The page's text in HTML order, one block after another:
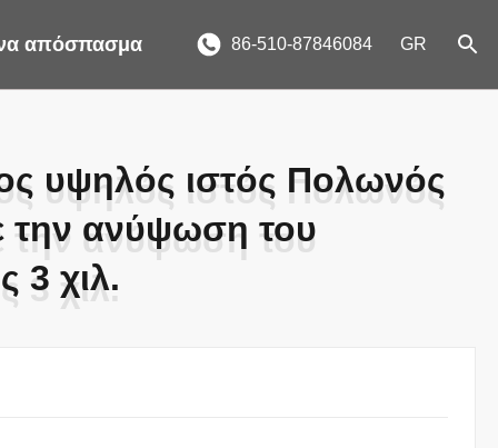
απόσπασμα 86-510-87846084 GR
υψηλός ιστός Πολωνός
την ανύψωση του
3 χιλ.
υψηλός ιστός Πολωνός
την ανύψωση του
3 χιλ.